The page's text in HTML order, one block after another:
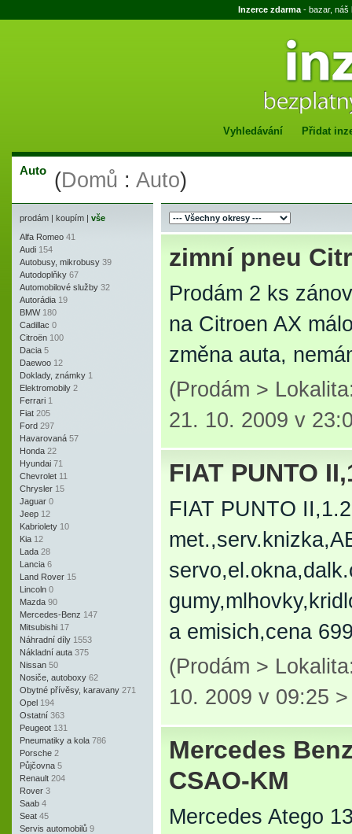
Inzerce zdarma - bazar, náš
Vyhledávání Přidat
Auto (Domů : Auto)
prodám | koupím | vše
Alfa Romeo 41
Audi 154
Autobusy, mikrobusy 39
Autodoplňky 67
Automobilové služby 32
Autorádia 19
BMW 180
Cadillac 0
Citroën 100
Dacia 5
Daewoo 12
Doklady, známky 1
Elektromobily 2
Ferrari 1
Fiat 205
Ford 297
Havarovaná 57
Honda 22
Hyundai 71
Chevrolet 11
Chrysler 15
Jaguar 0
Jeep 12
Kabriolety 10
Kia 12
Lada 28
Lancia 6
Land Rover 15
Lincoln 0
Mazda 90
Mercedes-Benz 147
Mitsubishi 17
Náhradní díly 1553
Nákladní auta 375
Nissan 50
Nosiče, autoboxy 62
Obytné přívěsy, karavany 271
Opel 194
Ostatní 363
Peugeot 131
Pneumatiky a kola 786
Porsche 2
Půjčovna 5
Renault 204
Rover 3
Saab 4
Seat 45
Servis automobilů 9
zimní pneu
Prodám 2 ks
na Citroen AX
změna auta,
(Prodám >
21. 10. 2009 v
FIAT PUNTO
FIAT PUNTO
a emisich,cena
(Prodám >
10. 2009 v 09:25
Mercedes
CSAO-KM
Mercedes Atego